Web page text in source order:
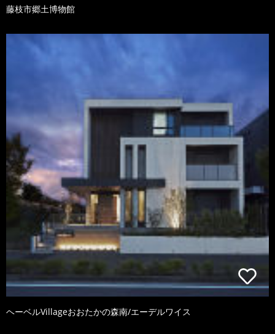
藤枝市郷土博物館
ヘーベルVillageおおたかの森南/エーデルワイス